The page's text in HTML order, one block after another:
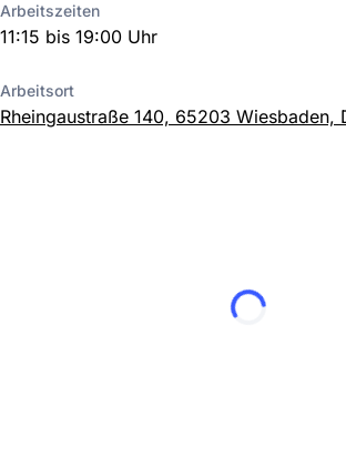
Arbeitszeiten
11:15 bis 19:00 Uhr
Arbeitsort
Rheingaustraße 140, 65203 Wiesbaden,